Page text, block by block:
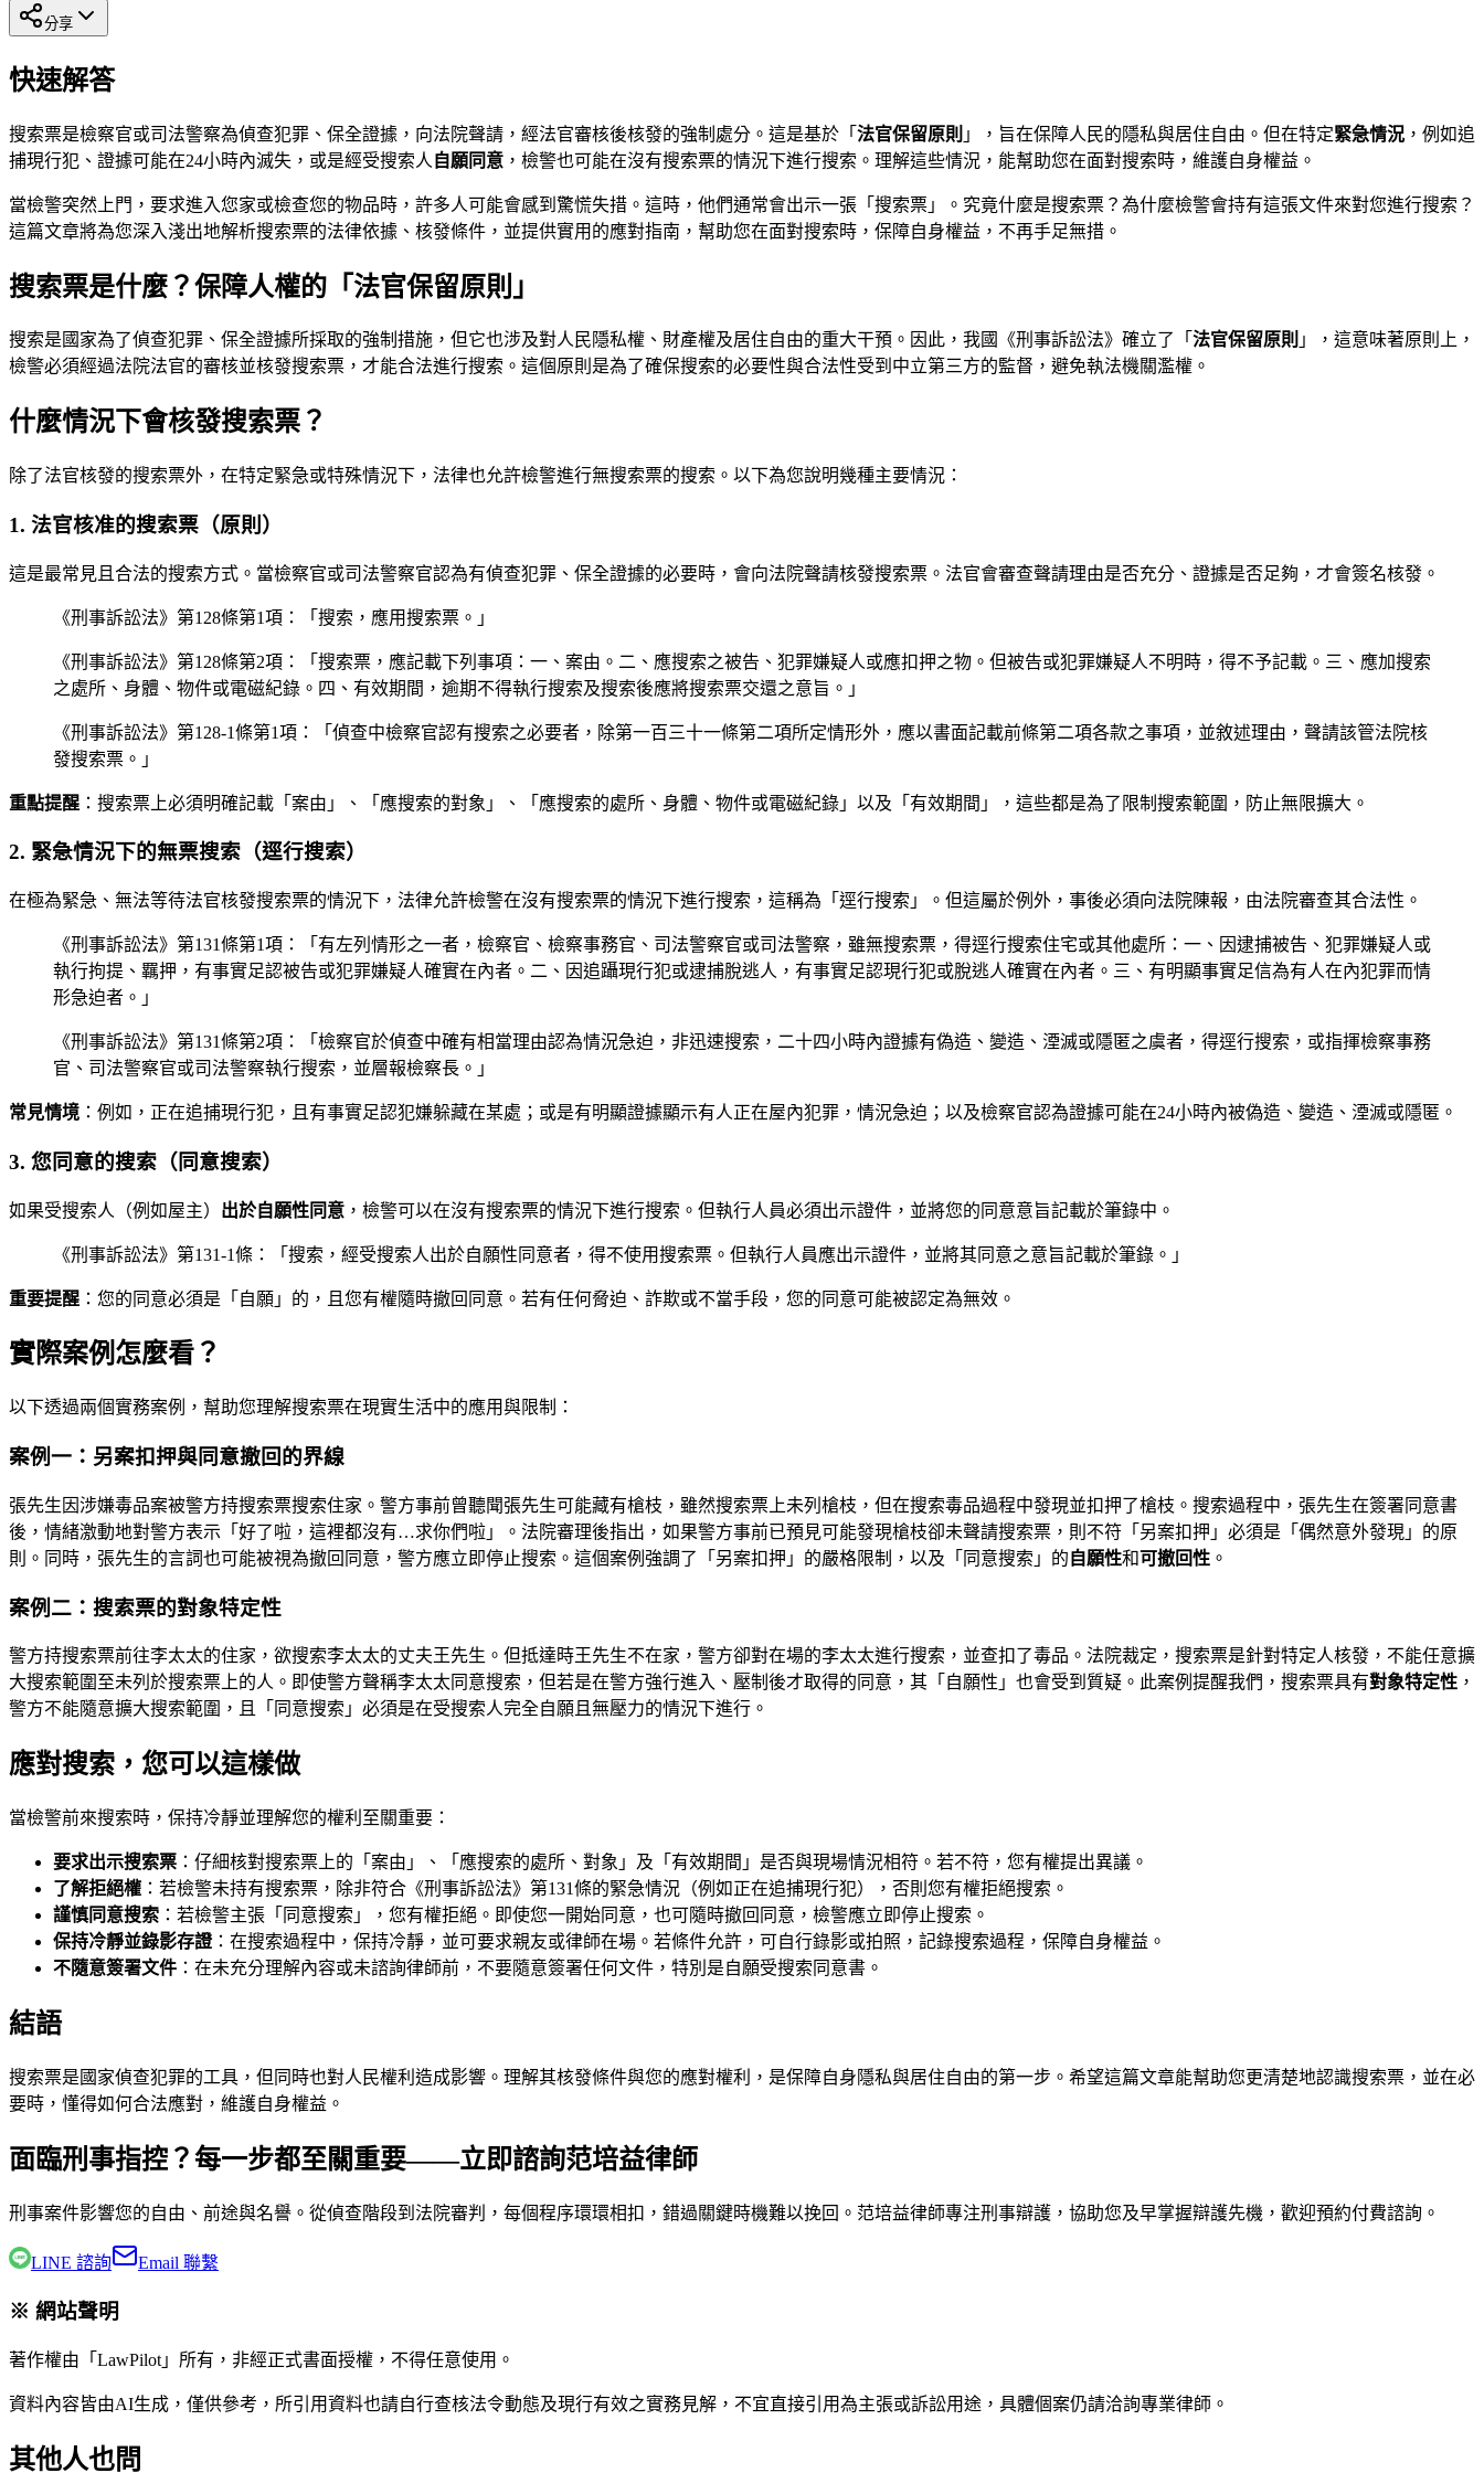
分享
快速解答
搜索票是檢察官或司法警察為偵查犯罪、保全證據，向法院聲請，經法官審核後核發的強制處分。這是基於「 法官保留原則 」，旨在保障人民的隱私與居住自由。但在特定緊急情況 ，例如追
捕現行犯、證據可能在24小時內滅失，或是經受搜索人 自願同意 ，檢警也可能在沒有搜索票的情況下進行搜索。理解這些情況，能幫助您在面對搜索時，維護自身權益。
當檢警突然上門，要求進入您家或檢查您的物品時，許多人可能會感到驚慌失措。這時，他們通常會出示一張「搜索票」。究竟什麼是搜索票？為什麼檢警會持有這張文件來對您進行搜索？
這篇文章將為您深入淺出地解析搜索票的法律依據、核發條件，並提供實用的應對指南，幫助您在面對搜索時，保障自身權益，不再手足無措。
搜索票是什麼？保障人權的「法官保留原則」
搜索是國家為了偵查犯罪、保全證據所採取的強制措施，但它也涉及對人民隱私權、財產權及居住自由的重大干預。因此，我國《刑事訴訟法》確立了「 法官保留原則 」，這意味著原則上，
檢警必須經過法院法官的審核並核發搜索票，才能合法進行搜索。這個原則是為了確保搜索的必要性與合法性受到中立第三方的監督，避免執法機關濫權。
什麼情況下會核發搜索票？
除了法官核發的搜索票外，在特定緊急或特殊情況下，法律也允許檢警進行無搜索票的搜索。以下為您說明幾種主要情況：
1. 法官核准的搜索票（原則）
這是最常見且合法的搜索方式。當檢察官或司法警察官認為有偵查犯罪、保全證據的必要時，會向法院聲請核發搜索票。法官會審查聲請理由是否充分、證據是否足夠，才會簽名核發。
《刑事訴訟法》第128條第1項：「搜索，應用搜索票。」
《刑事訴訟法》第128條第2項：「搜索票，應記載下列事項：一、案由。二、應搜索之被告、犯罪嫌疑人或應扣押之物。但被告或犯罪嫌疑人不明時，得不予記載。三、應加搜索
之處所、身體、物件或電磁紀錄。四、有效期間，逾期不得執行搜索及搜索後應將搜索票交還之意旨。」
《刑事訴訟法》第128-1條第1項：「偵查中檢察官認有搜索之必要者，除第一百三十一條第二項所定情形外，應以書面記載前條第二項各款之事項，並敘述理由，聲請該管法院核
發搜索票。」
重點提醒 ：搜索票上必須明確記載「案由」、「應搜索的對象」、「應搜索的處所、身體、物件或電磁紀錄」以及「有效期間」，這些都是為了限制搜索範圍，防止無限擴大。
2. 緊急情況下的無票搜索（逕行搜索）
在極為緊急、無法等待法官核發搜索票的情況下，法律允許檢警在沒有搜索票的情況下進行搜索，這稱為「逕行搜索」。但這屬於例外，事後必須向法院陳報，由法院審查其合法性。
《刑事訴訟法》第131條第1項：「有左列情形之一者，檢察官、檢察事務官、司法警察官或司法警察，雖無搜索票，得逕行搜索住宅或其他處所：一、因逮捕被告、犯罪嫌疑人或
執行拘提、羈押，有事實足認被告或犯罪嫌疑人確實在內者。二、因追躡現行犯或逮捕脫逃人，有事實足認現行犯或脫逃人確實在內者。三、有明顯事實足信為有人在內犯罪而情
形急迫者。」
《刑事訴訟法》第131條第2項：「檢察官於偵查中確有相當理由認為情況急迫，非迅速搜索，二十四小時內證據有偽造、變造、湮滅或隱匿之虞者，得逕行搜索，或指揮檢察事務
官、司法警察官或司法警察執行搜索，並層報檢察長。」
常見情境 ：例如，正在追捕現行犯，且有事實足認犯嫌躲藏在某處；或是有明顯證據顯示有人正在屋內犯罪，情況急迫；以及檢察官認為證據可能在24小時內被偽造、變造、湮滅或隱匿。
3. 您同意的搜索（同意搜索）
如果受搜索人（例如屋主） 出於自願性同意 ，檢警可以在沒有搜索票的情況下進行搜索。但執行人員必須出示證件，並將您的同意意旨記載於筆錄中。
《刑事訴訟法》第131-1條：「搜索，經受搜索人出於自願性同意者，得不使用搜索票。但執行人員應出示證件，並將其同意之意旨記載於筆錄。」
重要提醒 ：您的同意必須是「自願」的，且您有權隨時撤回同意。若有任何脅迫、詐欺或不當手段，您的同意可能被認定為無效。
實際案例怎麼看？
以下透過兩個實務案例，幫助您理解搜索票在現實生活中的應用與限制：
案例一：另案扣押與同意撤回的界線
張先生因涉嫌毒品案被警方持搜索票搜索住家。警方事前曾聽聞張先生可能藏有槍枝，雖然搜索票上未列槍枝，但在搜索毒品過程中發現並扣押了槍枝。搜索過程中，張先生在簽署同意書
後，情緒激動地對警方表示「好了啦，這裡都沒有…求你們啦」。法院審理後指出，如果警方事前已預見可能發現槍枝卻未聲請搜索票，則不符「另案扣押」必須是「偶然意外發現」的原
則。同時，張先生的言詞也可能被視為撤回同意，警方應立即停止搜索。這個案例強調了「另案扣押」的嚴格限制，以及「同意搜索」的 自願性和可撤回性 。
案例二：搜索票的對象特定性
警方持搜索票前往李太太的住家，欲搜索李太太的丈夫王先生。但抵達時王先生不在家，警方卻對在場的李太太進行搜索，並查扣了毒品。法院裁定，搜索票是針對特定人核發，不能任意擴
大搜索範圍至未列於搜索票上的人。即使警方聲稱李太太同意搜索，但若是在警方強行進入、壓制後才取得的同意，其「自願性」也會受到質疑。此案例提醒我們，搜索票具有對象特定性 ，
警方不能隨意擴大搜索範圍，且「同意搜索」必須是在受搜索人完全自願且無壓力的情況下進行。
應對搜索，您可以這樣做
當檢警前來搜索時，保持冷靜並理解您的權利至關重要：
要求出示搜索票 ：仔細核對搜索票上的「案由」、「應搜索的處所、對象」及「有效期間」是否與現場情況相符。若不符，您有權提出異議。
了解拒絕權 ：若檢警未持有搜索票，除非符合《刑事訴訟法》第131條的緊急情況（例如正在追捕現行犯），否則您有權拒絕搜索。
謹慎同意搜索 ：若檢警主張「同意搜索」，您有權拒絕。即使您一開始同意，也可隨時撤回同意，檢警應立即停止搜索。
保持冷靜並錄影存證：在搜索過程中，保持冷靜，並可要求親友或律師在場。若條件允許，可自行錄影或拍照，記錄搜索過程，保障自身權益。
不隨意簽署文件 ：在未充分理解內容或未諮詢律師前，不要隨意簽署任何文件，特別是自願受搜索同意書。
結語
搜索票是國家偵查犯罪的工具，但同時也對人民權利造成影響。理解其核發條件與您的應對權利，是保障自身隱私與居住自由的第一步。希望這篇文章能幫助您更清楚地認識搜索票，並在必
要時，懂得如何合法應對，維護自身權益。
面臨刑事指控？每一步都至關重要——立即諮詢范培益律師
刑事案件影響您的自由、前途與名譽。從偵查階段到法院審判，每個程序環環相扣，錯過關鍵時機難以挽回。 范培益律師專注刑事辯護，協助您及早掌握辯護先機，歡迎預約付費諮詢。
LINE 諮詢 Email 聯繫
※ 網站聲明
著作權由「LawPilot」所有，非經正式書面授權，不得任意使用。
資料內容皆由AI生成，僅供參考，所引用資料也請自行查核法令動態及現行有效之實務見解，不宜直接引用為主張或訴訟用途，具體個案仍請洽詢專業律師。
其他人也問